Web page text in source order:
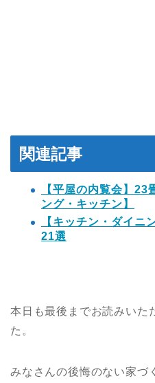
関連記事
【平屋の内覧会】
ング・キッチン】
【キッチン・ダイニ
21選
本日も最後までお読みいた
た。
みなさんの後悔のない家づ